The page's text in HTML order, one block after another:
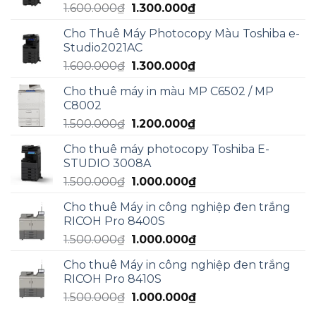
1.600.000₫ Giá
là:
1.600.000₫.
1.300.000₫Giá
tại
1.300.000₫.
Cho Thuê Máy Photocopy Màu Toshiba e-
Studio2021AC
1.600.000₫ Giá
là:
1.300.000₫Giá
tại
1.300.000₫.
Cho thuê máy in màu MP C6502 / MP
C8002
1.500.000₫ Giá
là:
1.500.000₫.
1.200.000₫Giá
tại
1.200.000₫.
Cho thuê máy photocopy Toshiba E-
STUDIO 3008A
1.500.000₫ Giá
là:
1.500.000₫.
1.000.000₫Giá
tại
1.000.000₫.
Cho thuê Máy in công nghiệp đen trắng
RICOH Pro 8400S
1.500.000₫ Giá
là:
1.500.000₫.
1.000.000₫Giá
tại
1.000.000₫.
Cho thuê Máy in công nghiệp đen trắng
RICOH Pro 8410S
1.500.000₫ Giá
1.000.000₫Giá